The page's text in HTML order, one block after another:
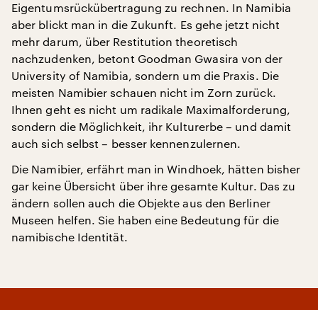
Eigentumsrückübertragung zu rechnen. In Namibia
aber blickt man in die Zukunft. Es gehe jetzt nicht
mehr darum, über Restitution theoretisch
nachzudenken, betont Goodman Gwasira von der
University of Namibia, sondern um die Praxis. Die
meisten Namibier schauen nicht im Zorn zurück.
Ihnen geht es nicht um radikale Maximalforderung,
sondern die Möglichkeit, ihr Kulturerbe – und damit
auch sich selbst – besser kennenzulernen.
Die Namibier, erfährt man in Windhoek, hätten bisher
gar keine Übersicht über ihre gesamte Kultur. Das zu
ändern sollen auch die Objekte aus den Berliner
Museen helfen. Sie haben eine Bedeutung für die
namibische Identität.